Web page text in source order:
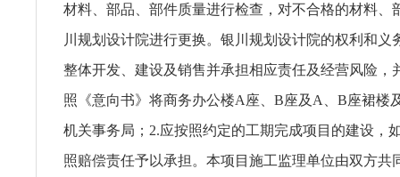
材料、部品、部件质量进行检查，对不合格的材料、
川规划设计院进行更换。银川规划设计院的权利和义
整体开发、建设及销售并承担相应责任及经营风险，
照《意向书》将商务办公楼A座、B座及A、B座裙楼
机关事务局；2.应按照约定的工期完成项目的建设，
照赔偿责任予以承担。本项目施工监理单位由双方共